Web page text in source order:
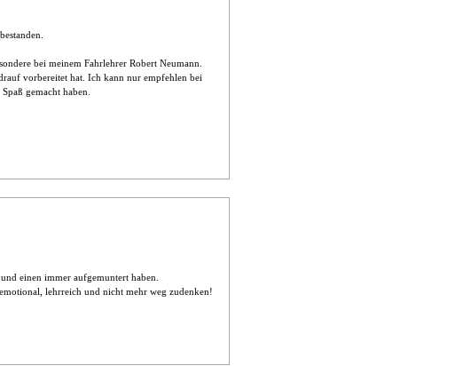
bei meinem Fahrlehrer Robert Neumann.
vorbereitet hat. Ich kann nur empfehlen bei
gemacht haben.
einen immer aufgemuntert haben.
lehrreich und nicht mehr weg zudenken!